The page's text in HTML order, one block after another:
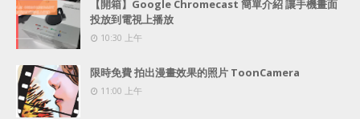
【開箱】Google Chromecast 簡單介紹 讓手機畫面
投放到電視上播放
10:30 上午
限時免費 拍出漫畫效果的照片 ToonCamera
11:00 上午